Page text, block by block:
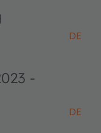
DE
-
DE